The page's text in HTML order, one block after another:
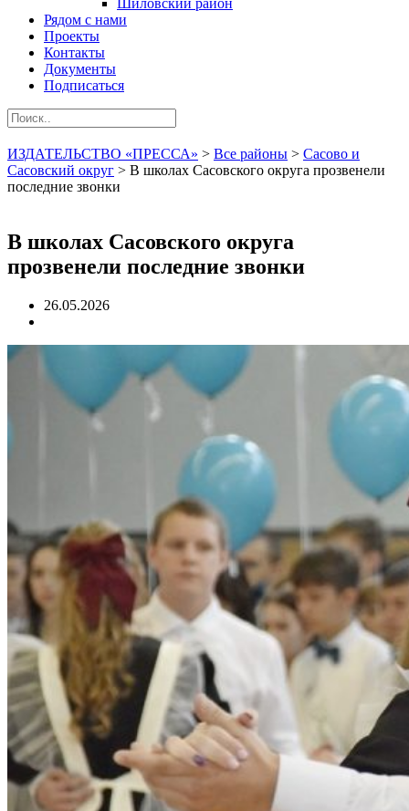
Шиловский район
Рядом с нами
Проекты
Контакты
Документы
Подписаться
ИЗДАТЕЛЬСТВО «ПРЕССА» > Все районы > Сасово и
Сасовский округ > В школах Сасовского округа прозвенели
последние звонки
В школах Сасовского округа
прозвенели последние звонки
26.05.2026